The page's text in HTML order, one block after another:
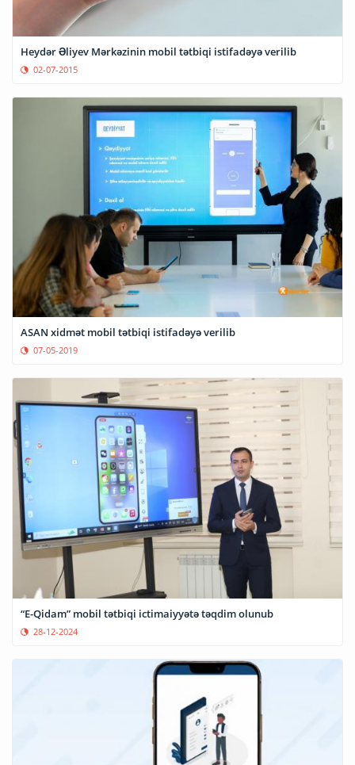
Heydər Əliyev Mərkəzinin mobil tətbiqi istifadəyə verilib
02-07-2015
ASAN xidmət mobil tətbiqi istifadəyə verilib
07-05-2019
“E-Qidam” mobil tətbiqi ictimaiyyətə təqdim olunub
28-12-2024